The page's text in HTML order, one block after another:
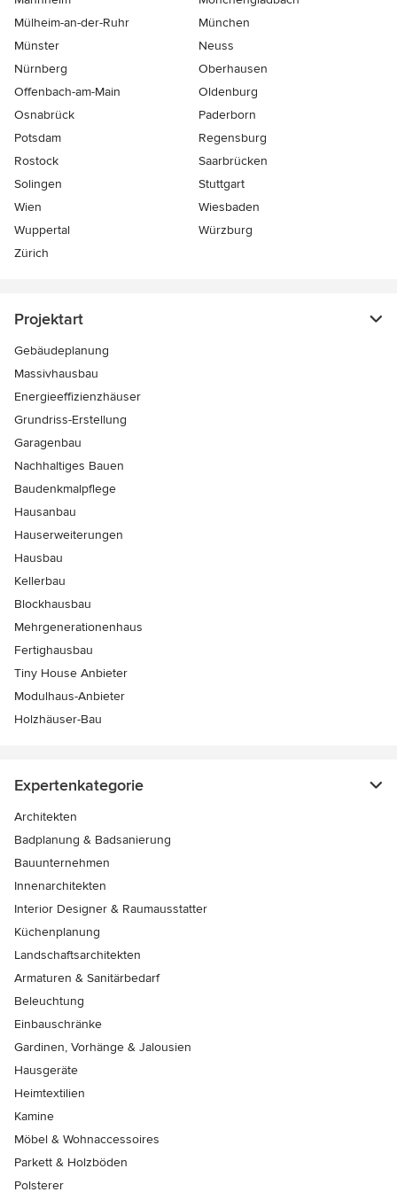
Mülheim-an-der-Ruhr
München
Münster
Neuss
Nürnberg
Oberhausen
Offenbach-am-Main
Oldenburg
Osnabrück
Paderborn
Potsdam
Regensburg
Rostock
Saarbrücken
Solingen
Stuttgart
Wien
Wiesbaden
Wuppertal
Würzburg
Zürich
Projektart
Gebäudeplanung
Massivhausbau
Energieeffizienzhäuser
Grundriss-Erstellung
Garagenbau
Nachhaltiges Bauen
Baudenkmalpflege
Hausanbau
Hauserweiterungen
Hausbau
Kellerbau
Blockhausbau
Mehrgenerationenhaus
Fertighausbau
Tiny House Anbieter
Modulhaus-Anbieter
Holzhäuser-Bau
Expertenkategorie
Architekten
Badplanung & Badsanierung
Bauunternehmen
Innenarchitekten
Interior Designer & Raumausstatter
Küchenplanung
Landschaftsarchitekten
Armaturen & Sanitärbedarf
Beleuchtung
Einbauschränke
Gardinen, Vorhänge & Jalousien
Hausgeräte
Heimtextilien
Kamine
Möbel & Wohnaccessoires
Parkett & Holzböden
Polsterer